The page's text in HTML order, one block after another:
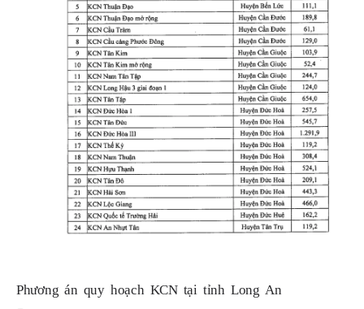
Phương án quy hoạch KCN tại tỉnh Long An